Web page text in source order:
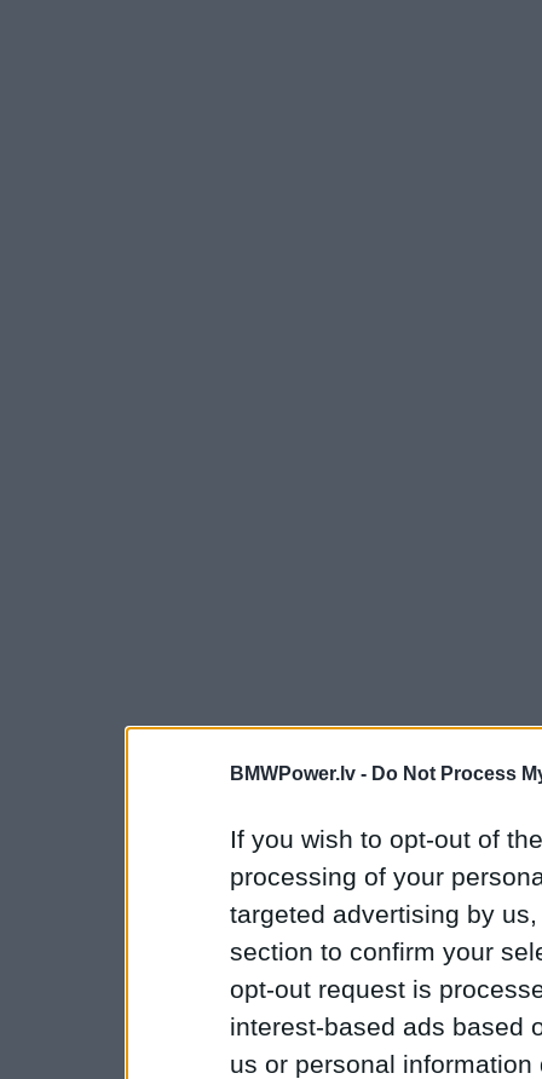
BMWPower.lv - Do Not Process
If you wish to opt-out of
processing of your
targeted advertising by
section to confirm your
opt-out request is
interest-based ads based
us or personal